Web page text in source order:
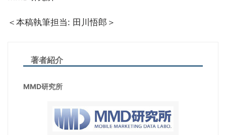
＜本稿執筆担当: 田川悟郎＞
著者紹介
MMD研究所